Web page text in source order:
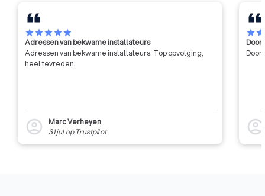
starstarstarstarstar
Adressen van bekwame installateurs
Adressen van bekwame installateurs. Top opvolging,
heel tevreden.
account_circle
Marc Verheyen
31 julop Trustpilot
starstar
Door
Door
account_circle